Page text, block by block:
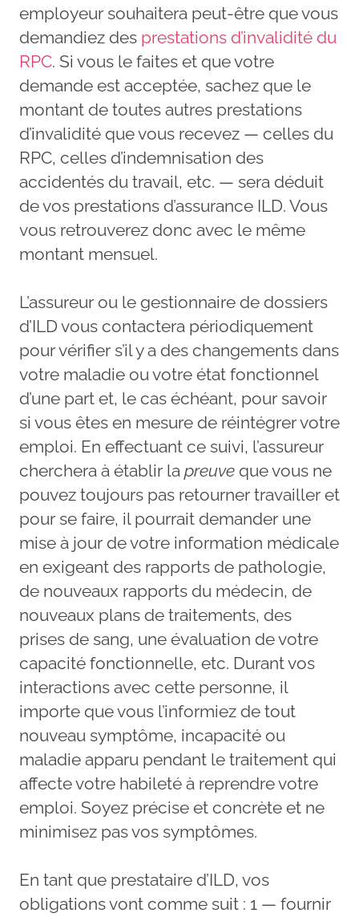
employeur souhaitera peut-être que vous
demandiez des prestations d’invalidité du
RPC. Si vous le faites et que votre
demande est acceptée, sachez que le
montant de toutes autres prestations
d’invalidité que vous recevez — celles du
RPC, celles d’indemnisation des
accidentés du travail, etc. — sera déduit
de vos prestations d’assurance ILD. Vous
vous retrouverez donc avec le même
montant mensuel.
L’assureur ou le gestionnaire de dossiers
d’ILD vous contactera périodiquement
pour vérifier s’il y a des changements dans
votre maladie ou votre état fonctionnel
d’une part et, le cas échéant, pour savoir
si vous êtes en mesure de réintégrer votre
emploi. En effectuant ce suivi, l’assureur
cherchera à établir la preuve que vous ne
pouvez toujours pas retourner travailler et
pour se faire, il pourrait demander une
mise à jour de votre information médicale
en exigeant des rapports de pathologie,
de nouveaux rapports du médecin, de
nouveaux plans de traitements, des
prises de sang, une évaluation de votre
capacité fonctionnelle, etc. Durant vos
interactions avec cette personne, il
importe que vous l’informiez de tout
nouveau symptôme, incapacité ou
maladie apparu pendant le traitement qui
affecte votre habileté à reprendre votre
emploi. Soyez précise et concrète et ne
minimisez pas vos symptômes.
En tant que prestataire d’ILD, vos
obligations vont comme suit : 1 — fournir